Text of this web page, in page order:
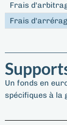
Frais
Frais
Un fonds en
spécifiques à la